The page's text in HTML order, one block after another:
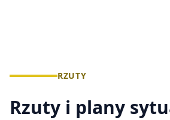
RZUTY
Rzuty i plany